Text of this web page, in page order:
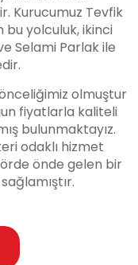
Kurucumuz Tevfik
bu yolculuk, ikinci
Selami Parlak ile
olmuştur
fiyatlarla kaliteli
bulunmaktayız.
odaklı hizmet
önde gelen bir